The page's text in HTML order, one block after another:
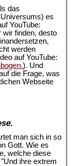
das
es
YouTube:
wir finden, desto
werden
auf YouTube:
). Und
die Frage, was
Webseite
man sich in so
Gott. Wie es
welche diese
ihre extrem